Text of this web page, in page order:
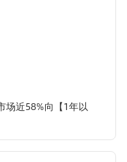
场近58%向【1年以